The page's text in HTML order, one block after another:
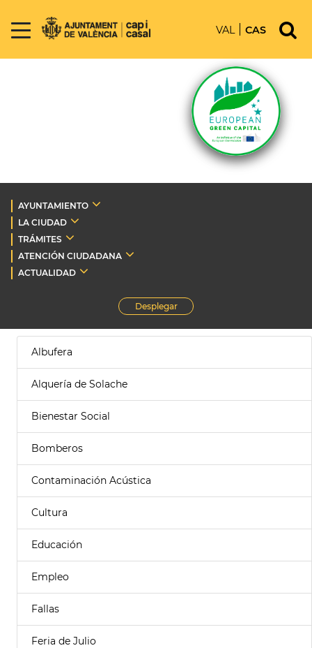
VAL CAS
AYUNTAMIENTO
LA CIUDAD
TRÁMITES
ATENCIÓN CIUDADANA
ACTUALIDAD
Desplegar
Albufera
Alquería de Solache
Bienestar Social
Bomberos
Contaminación Acústica
Cultura
Educación
Empleo
Fallas
Feria de Julio